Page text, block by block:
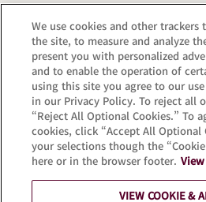
We use cookies and other
the site, to measure and analyze
present you with personalized
and to enable the operation of
using this site you agree to our
in our Privacy Policy. To reject all
“Reject All Optional Cookies.” To
cookies, click “Accept All
your selections though the
here or in the browser footer.
VIEW COOKIE &